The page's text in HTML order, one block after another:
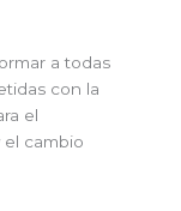
a todas
con la
el
cambio